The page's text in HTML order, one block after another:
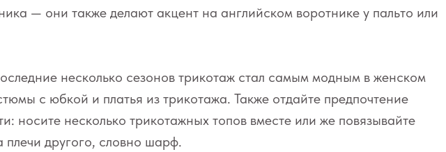
— они также делают акцент на английском воротнике у пальто или
несколько сезонов трикотаж стал самым модным в женском
с юбкой и платья из трикотажа. Также отдайте предпочтение
носите несколько трикотажных топов вместе или же повязывайте
плечи другого, словно шарф.